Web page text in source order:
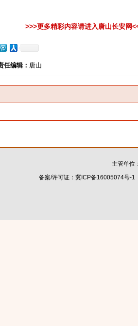
>>>更多精彩内容请进入唐山长安网
任编辑： 唐山
主管单位
备案/许可证：冀ICP备16005074号-1